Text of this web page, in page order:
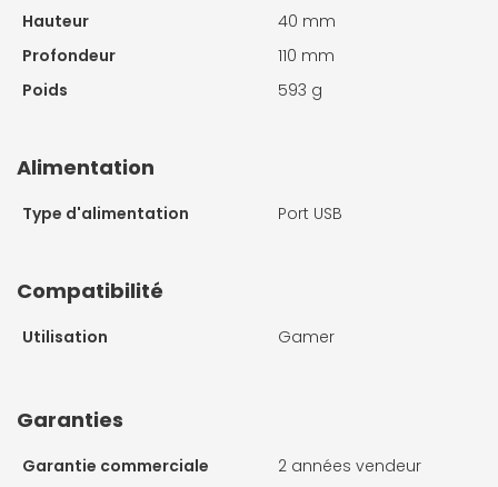
Hauteur
40 mm
Profondeur
110 mm
Poids
593 g
Alimentation
Type d'alimentation Port USB
Compatibilité
Utilisation Gamer
Garanties
Garantie commerciale
2 années vendeur